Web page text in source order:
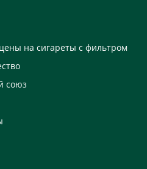
на сигареты с фильтром
союз